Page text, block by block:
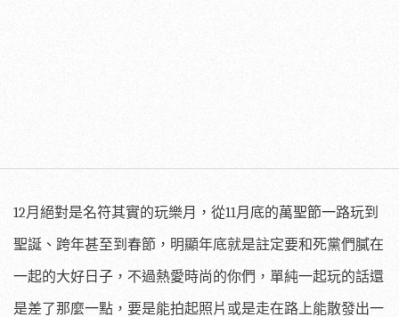
12月絕對是名符其實的玩樂月，從11月底的萬聖節一路玩到
聖誕、跨年甚至到春節，明顯年底就是註定要和死黨們膩在
一起的大好日子，不過熱愛時尚的你們，單純一起玩的話還
是差了那麼一點，要是能拍起照片或是走在路上能散發出一